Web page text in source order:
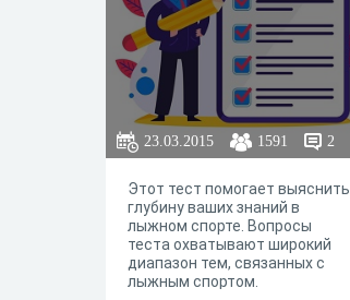
23.03.2015 1591 2
Этот тест помогает выяснить
глубину ваших знаний в
лыжном спорте. Вопросы
теста охватывают широкий
диапазон тем, связанных с
лыжным спортом.